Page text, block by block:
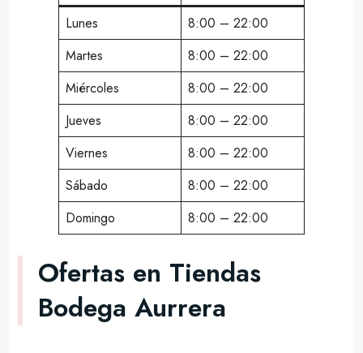
Lunes
8:00 – 22:00
Martes
8:00 – 22:00
Miércoles
8:00 – 22:00
Jueves
8:00 – 22:00
Viernes
8:00 – 22:00
Sábado
8:00 – 22:00
Domingo
8:00 – 22:00
Ofertas en Tiendas
Bodega Aurrera